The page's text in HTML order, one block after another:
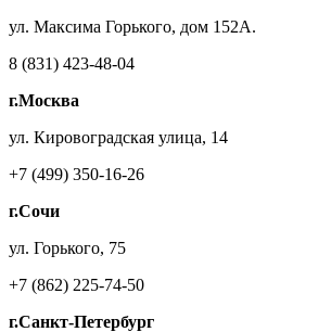
ул. Максима Горького, дом 152А.
8 (831) 423-48-04
г.Москва
ул. Кировоградская улица, 14
+7 (499) 350-16-26
г.Сочи
ул. Горького, 75
+7 (862) 225-74-50
г.Санкт-Петербург